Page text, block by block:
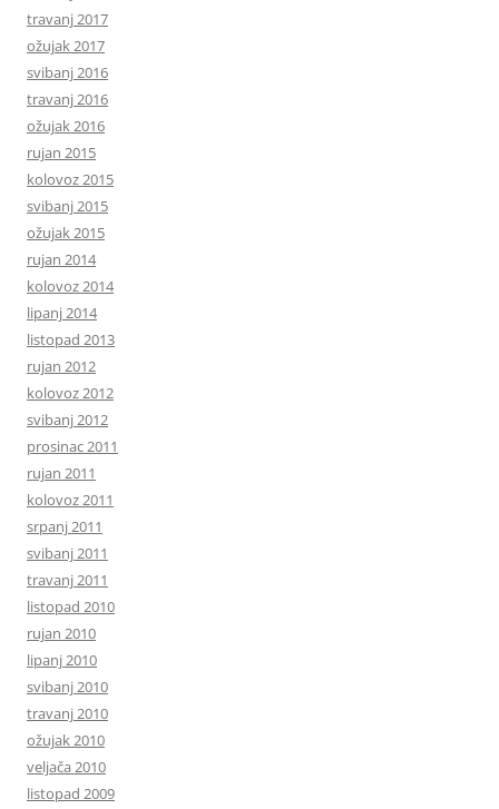
travanj 2017
ožujak 2017
svibanj 2016
travanj 2016
ožujak 2016
rujan 2015
kolovoz 2015
svibanj 2015
ožujak 2015
rujan 2014
kolovoz 2014
lipanj 2014
listopad 2013
rujan 2012
kolovoz 2012
svibanj 2012
prosinac 2011
rujan 2011
kolovoz 2011
srpanj 2011
svibanj 2011
travanj 2011
listopad 2010
rujan 2010
lipanj 2010
svibanj 2010
travanj 2010
ožujak 2010
veljača 2010
listopad 2009